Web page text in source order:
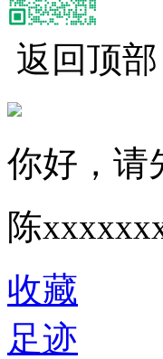
返回顶部
你好，请
陈
收藏
足迹